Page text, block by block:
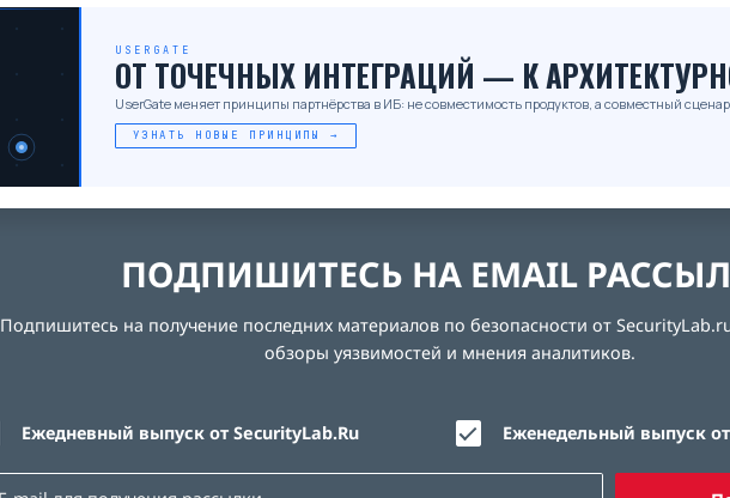
USERGATE
ОТ ТОЧЕЧНЫХ ИНТЕГРАЦИЙ — К
UserGate меняет принципы партнёрства в ИБ: не совместимость продуктов, а совместный
УЗНАТЬ НОВЫЕ ПРИНЦИПЫ →
ПОДПИШИТЕСЬ НА EMAIL
Подпишитесь на получение последних материалов по безопасности от
обзоры уязвимостей и мнения аналитиков.
Ежедневный выпуск от SecurityLab.Ru Еженедельный выпуск